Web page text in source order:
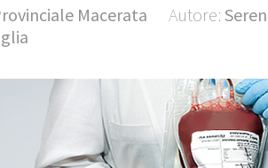
Macerata Autore: